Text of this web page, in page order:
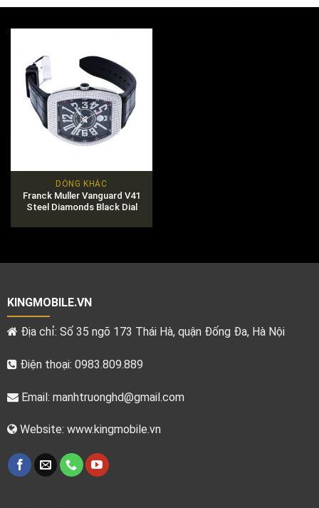
DÒNG KHÁC
Franck Muller Vanguard V41
Steel Diamonds Black Dial
KINGMOBILE.VN
Địa chỉ: Số 35 ngõ 173 Thái Hà, quận Đống Đa, Hà Nội
Điện thoại: 0983.809.889
Email: manhtruonghd@gmail.com
Website: www.kingmobile.vn